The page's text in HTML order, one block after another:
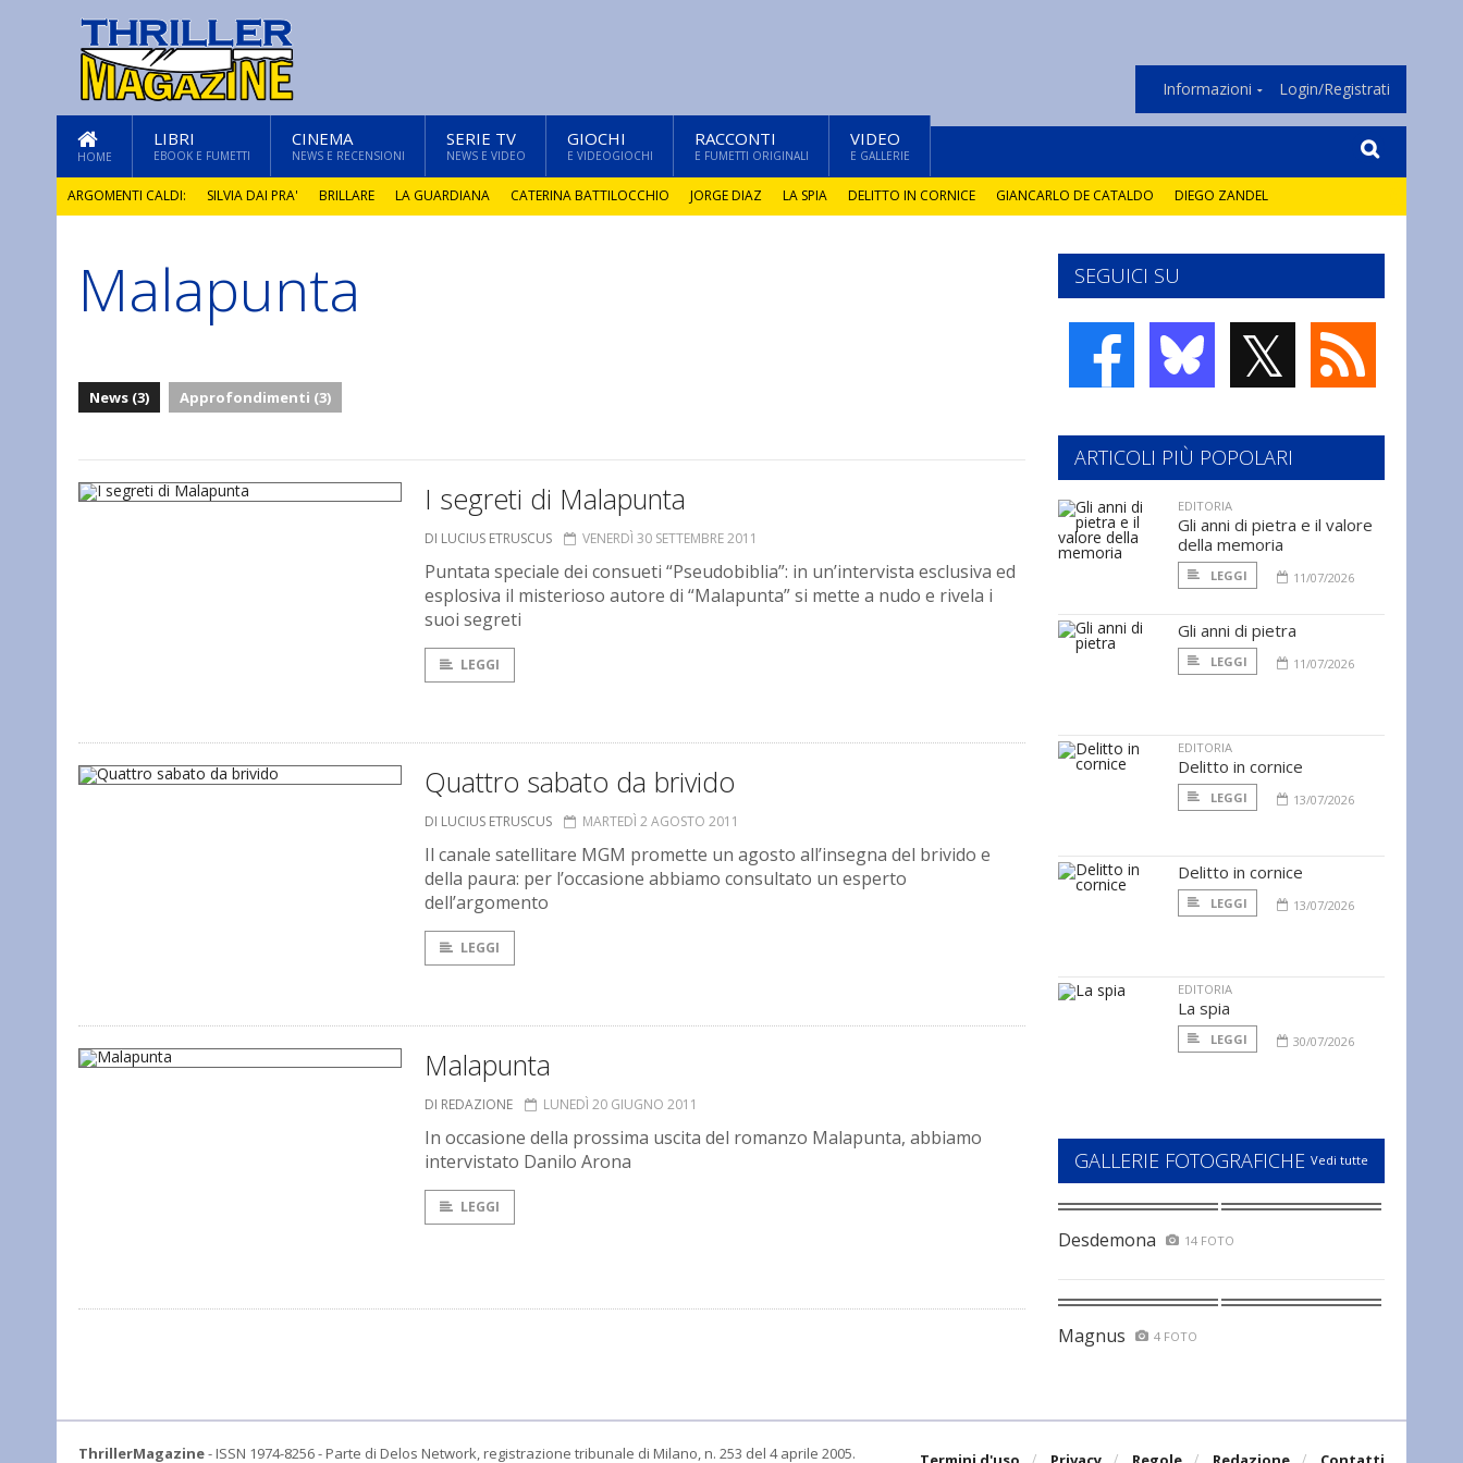
Informazioni Login/Registrati
HOME
LIBRI
EBOOK E FUMETTI
CINEMA
NEWS E RECENSIONI
SERIE TV
NEWS E VIDEO
GIOCHI
E VIDEOGIOCHI
RACCONTI
E FUMETTI ORIGINALI
VIDEO
E GALLERIE
ARGOMENTI CALDI: SILVIA DAI PRA' BRILLARE LA GUARDIANA CATERINA BATTILOCCHIO JORGE DIAZ LA SPIA DELITTO IN CORNICE GIANCARLO DE CATALDO DIEGO ZANDEL
GLI ANNI DI PIETRA
Malapunta
News (3) Approfondimenti (3)
I segreti di Malapunta
DI LUCIUS ETRUSCUS VENERDÌ 30 SETTEMBRE 2011
Puntata speciale dei consueti “Pseudobiblia”: in un’intervista esclusiva ed
esplosiva il misterioso autore di “Malapunta” si mette a nudo e rivela i
suoi segreti
LEGGI
Quattro sabato da brivido
DI LUCIUS ETRUSCUS MARTEDÌ 2 AGOSTO 2011
Il canale satellitare MGM promette un agosto all’insegna del brivido e
della paura: per l’occasione abbiamo consultato un esperto
dell’argomento
LEGGI
Malapunta
DI REDAZIONE LUNEDÌ 20 GIUGNO 2011
In occasione della prossima uscita del romanzo Malapunta, abbiamo
intervistato Danilo Arona
LEGGI
SEGUICI SU
𝕏
ARTICOLI PIÙ POPOLARI
EDITORIA
Gli anni di pietra e il valore
della memoria
LEGGI 11/07/2026
Gli anni di pietra
LEGGI 11/07/2026
EDITORIA
Delitto in cornice
LEGGI 13/07/2026
Delitto in cornice
LEGGI 13/07/2026
EDITORIA
La spia
LEGGI 30/07/2026
GALLERIE FOTOGRAFICHE Vedi tutte
Desdemona 14 FOTO
Magnus 4 FOTO
ThrillerMagazine- ISSN 1974-8256 - Parte di Delos Network, registrazione tribunale di Milano, n. 253 del 4 aprile 2005.